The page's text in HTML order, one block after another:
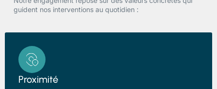
guident nos interventions au quotidien :
Proximité